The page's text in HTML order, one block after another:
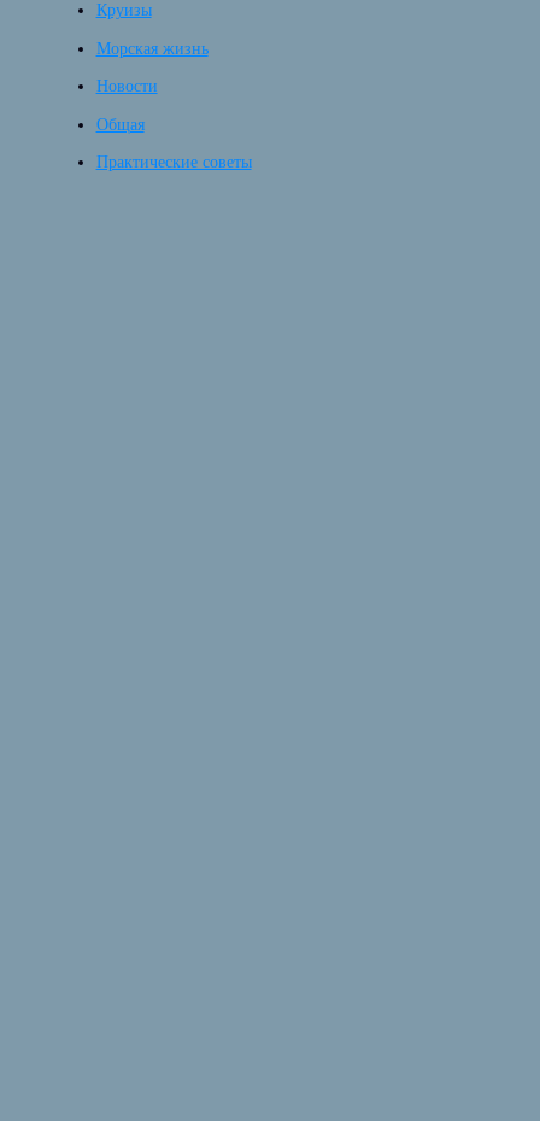
Круизы
Морская жизнь
Новости
Общая
Практические советы